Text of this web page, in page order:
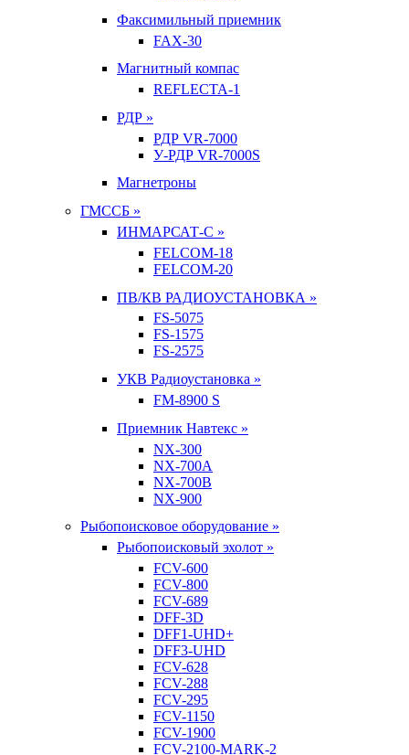
Факсимильный приемник
FAX-30
Магнитный компас
REFLECTA-1
РДР »
РДР VR-7000
У-РДР VR-7000S
Магнетроны
ГМССБ »
ИНМАРСАТ-С »
FELCOM-18
FELCOM-20
ПВ/КВ РАДИОУСТАНОВКА »
FS-5075
FS-1575
FS-2575
УКВ Радиоустановка »
FM-8900 S
Приемник Навтекс »
NX-300
NX-700A
NX-700B
NX-900
Рыбопоисковое оборудование »
Рыбопоисковый эхолот »
FCV-600
FCV-800
FCV-689
DFF-3D
DFF1-UHD+
DFF3-UHD
FCV-628
FCV-288
FCV-295
FCV-1150
FCV-1900
FCV-2100-MARK-2